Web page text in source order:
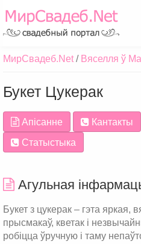
МирСвадеб.Net Вяселля ў
Букет Цукерак
Апісанне Кантакты
Статыстыка
Агульная
Букет з цукерак – гэта яркая,
прысмакаў, кветак і
робіцца ўручную і таму